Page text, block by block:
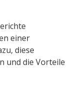
einer
diese
und die Vorteile